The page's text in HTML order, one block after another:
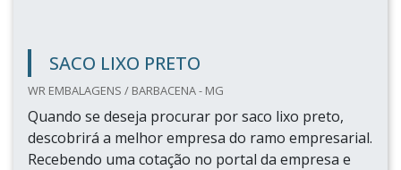
SACO LIXO PRETO
WR EMBALAGENS / BARBACENA - MG
Quando se deseja procurar por saco lixo preto,
descobrirá a melhor empresa do ramo empresarial.
Recebendo uma cotação no portal da empresa e